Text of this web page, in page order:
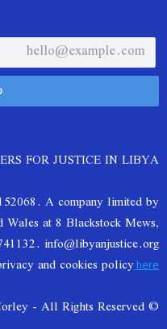
FOR JUSTICE IN LIBYA
A company limited by
Wales at 8 Blackstock Mews,
info@libyanjustice.org
and cookies policyhere
© Copyright 2017 Will Morley - All Rights Reserved